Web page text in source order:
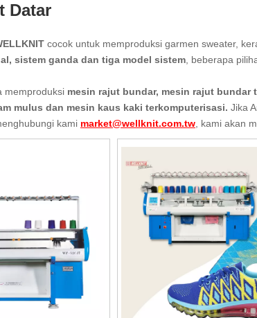
Datar
cocok untuk memproduksi garmen sweater,
sistem ganda dan tiga model sistem , beberapa
memproduksi mesin rajut bundar, mesin rajut bundar
mulus dan mesin kaus kaki terkomputerisasi. Jika
kami market@wellknit.com.tw , kami akan